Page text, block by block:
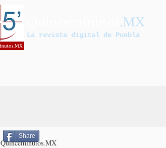
.MX
La revista digital de Puebla
Quinceminutos.MX
Share